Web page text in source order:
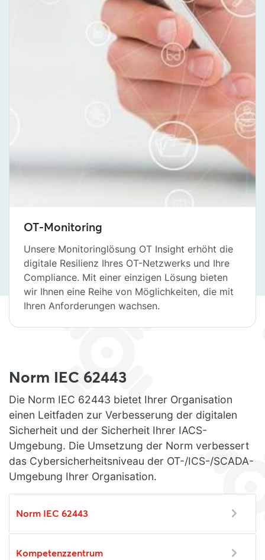
OT-Monitoring
Unsere Monitoringlösung OT Insight erhöht die
digitale Resilienz Ihres OT-Netzwerks und Ihre
Compliance. Mit einer einzigen Lösung bieten
wir Ihnen eine Reihe von Möglichkeiten, die mit
Ihren Anforderungen wachsen.
Norm IEC 62443
Die Norm IEC 62443 bietet Ihrer Organisation
einen Leitfaden zur Verbesserung der digitalen
Sicherheit und der Sicherheit Ihrer IACS-
Umgebung. Die Umsetzung der Norm verbessert
das Cybersicherheitsniveau der OT-/ICS-/SCADA-
Umgebung Ihrer Organisation.
Norm IEC 62443
Kompetenzzentrum